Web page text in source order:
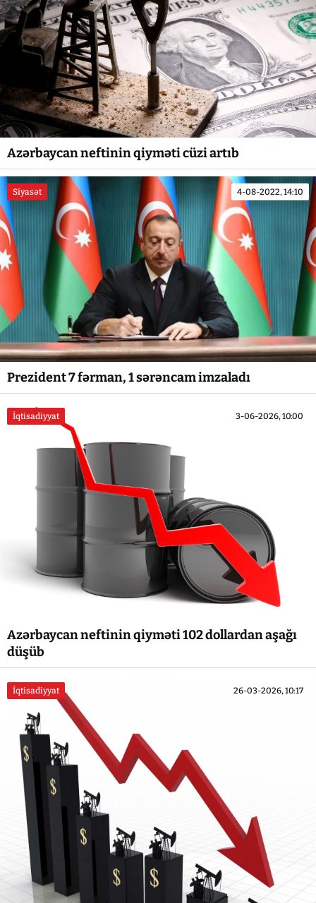
Azərbaycan neftinin qiyməti cüzi artıb
Siyasət 4-08-2022, 14:10
Prezident 7 fərman, 1 sərəncam imzaladı
İqtisadiyyat 3-06-2026, 10:00
Azərbaycan neftinin qiyməti 102 dollardan aşağı
düşüb
İqtisadiyyat 26-03-2026, 10:17